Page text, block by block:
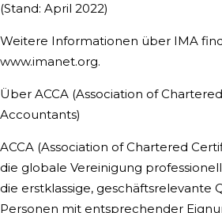
(Stand: April 2022)
Weitere Informationen über IMA
www.imanet.org.
Über ACCA (Association of
Accountants)
ACCA (Association of Chartered
die globale Vereinigung
die erstklassige, geschäftsrelevante
Personen mit entsprechender